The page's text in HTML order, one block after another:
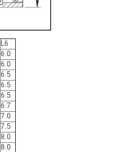
L6
6.0
6.0
6.5
6.5
6.5
6.7
7.0
7.5
8.0
8.0